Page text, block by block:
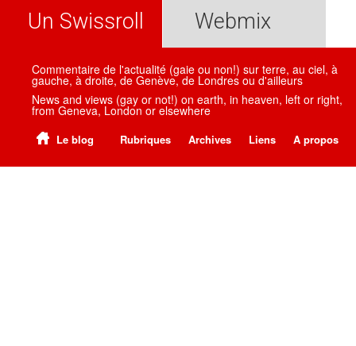
Un Swissroll Webmix
Commentaire de l'actualité (gaie ou non!) sur terre, au ciel, à
gauche, à droite, de Genève, de Londres ou d'ailleurs
News and views (gay or not!) on earth, in heaven, left or right,
from Geneva, London or elsewhere
Le blog Rubriques Archives Liens A propos